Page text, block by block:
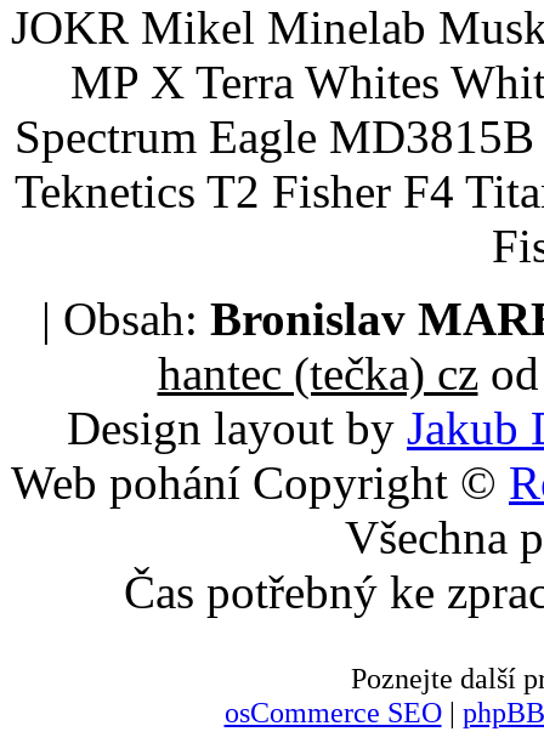
JOKR Mikel Minelab
MP X Terra Whites
Spectrum Eagle
Teknetics T2 Fisher F4
| Obsah: Bronislav
hantec (tečka) czod
Design layout by Jakub
Web pohání Copyright ©
Všechna
Čas potřebný ke
Poznejte další
osCommerce SEO|